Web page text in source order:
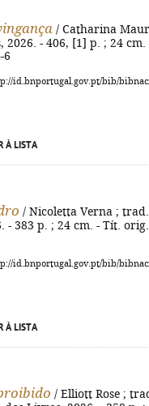
/ Catharina
2026. - 406, [1] p. ; 24
6
id.bnportugal.gov.pt/bib/
À LISTA
/ Nicoletta Verna ;
- 383 p. ; 24 cm. - Tít.
id.bnportugal.gov.pt/bib/
À LISTA
/ Elliott Rose ;